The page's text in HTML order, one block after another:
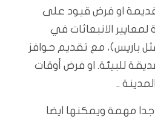
او فرض قيود على
لمعايير الانبعاثات في
باريس)، مع تقديم حوافز
للبيئة. او فرض أوقات
..
مهمة ويمكنها ايضا